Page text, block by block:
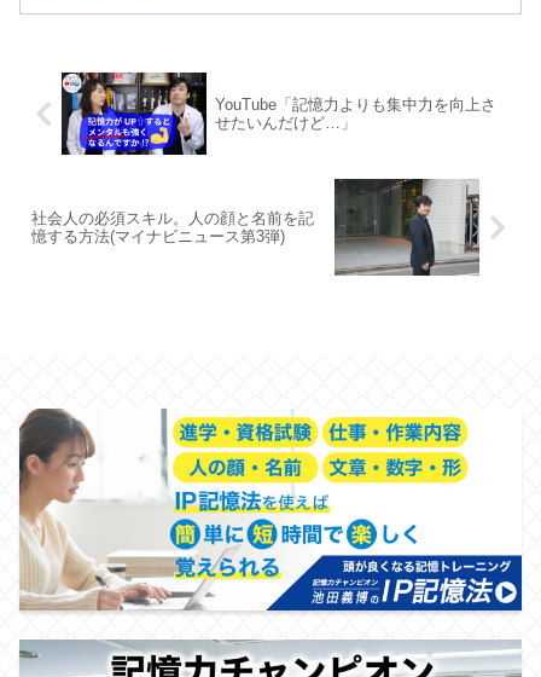
YouTube「記憶力よりも集中力を向上さ
せたいんだけど…」
社会人の必須スキル。人の顔と名前を記
憶する方法(マイナビニュース第3弾)